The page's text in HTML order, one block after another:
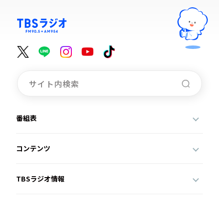
番組表
コンテンツ
TBSラジオ情報